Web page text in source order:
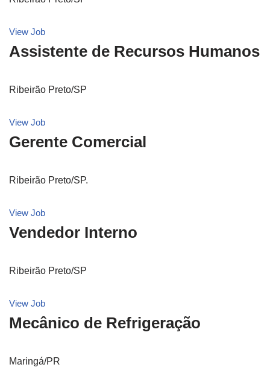
View Job
Assistente de Recursos Humanos
Ribeirão Preto/SP
View Job
Gerente Comercial
Ribeirão Preto/SP.
View Job
Vendedor Interno
Ribeirão Preto/SP
View Job
Mecânico de Refrigeração
Maringá/PR